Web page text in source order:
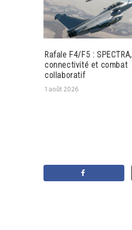
Rafale F4/F5 : SPECTRA,
connectivité et combat
collaboratif
1 août 2026